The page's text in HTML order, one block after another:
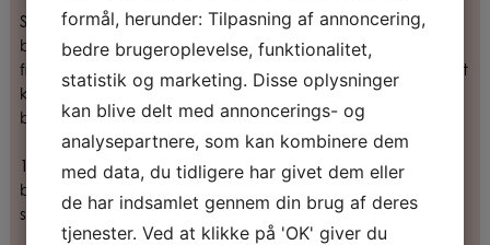
Som suppleant til bestyrelsen vil du indgå som menigt
bestyrelsesmedlem i tilfælde af, at nogen må udtræde
fra bestyrelsen. Suppleanterne skal derfor være klar til at
kunne træde til og påtage sig de opgaver, som ligger i
bestyrelsesarbejdet.
1. suppleant til bestyrelsen sidder med til alle
bestyrelsesmøder. Vedkommende har dog kun
stemmeret, hvis et almindeligt medlem er fraværende.
formål, herunder: Tilpasning af annoncering,
bedre brugeroplevelse, funktionalitet,
statistik og marketing. Disse oplysninger
kan blive delt med annoncerings- og
analysepartnere, som kan kombinere dem
med data, du tidligere har givet dem eller
de har indsamlet gennem din brug af deres
tjenester. Ved at klikke på 'OK' giver du